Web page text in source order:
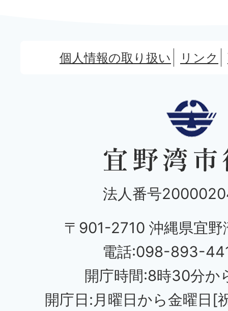
個人情報の取り扱い リンク
法人番号
〒901-2710 沖縄県宜野
電話:098-893-
開庁時間:8時30分か
開庁日:月曜日から金曜日[